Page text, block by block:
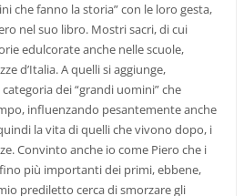
che fanno la storia” con le loro gesta,
nel suo libro. Mostri sacri, di cui
edulcorate anche nelle scuole,
d’Italia. A quelli si aggiunge,
dei “grandi uomini” che
influenzando pesantemente anche
la vita di quelli che vivono dopo, i
Convinto anche io come Piero che i
più importanti dei primi, ebbene,
prediletto cerca di smorzare gli